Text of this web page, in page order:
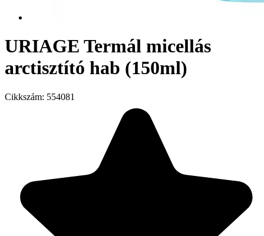
URIAGE Termál micellás
arctisztító hab (150ml)
Cikkszám: 554081